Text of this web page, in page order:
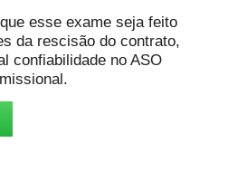
esse exame seja feito
da rescisão do contrato,
confiabilidade no ASO